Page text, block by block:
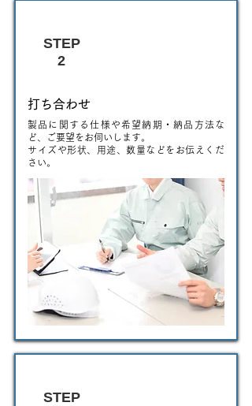
STEP
2
打ち合わせ
製品に関する仕様や希望納期・納品方法な
ど、ご要望をお伺いします。
サイズや形状、用途、数量などをお伝えくだ
さい。
STEP